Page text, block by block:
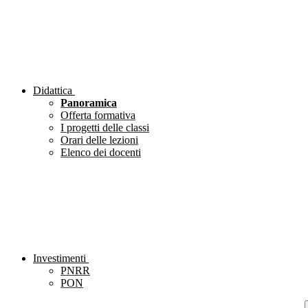
Didattica
Panoramica
Offerta formativa
I progetti delle classi
Orari delle lezioni
Elenco dei docenti
Investimenti
PNRR
PON